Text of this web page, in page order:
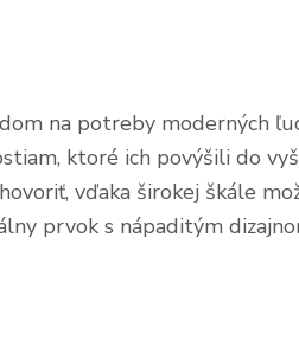
na potreby moderných
ktoré ich povýšili do
vďaka širokej škále
prvok s nápaditým